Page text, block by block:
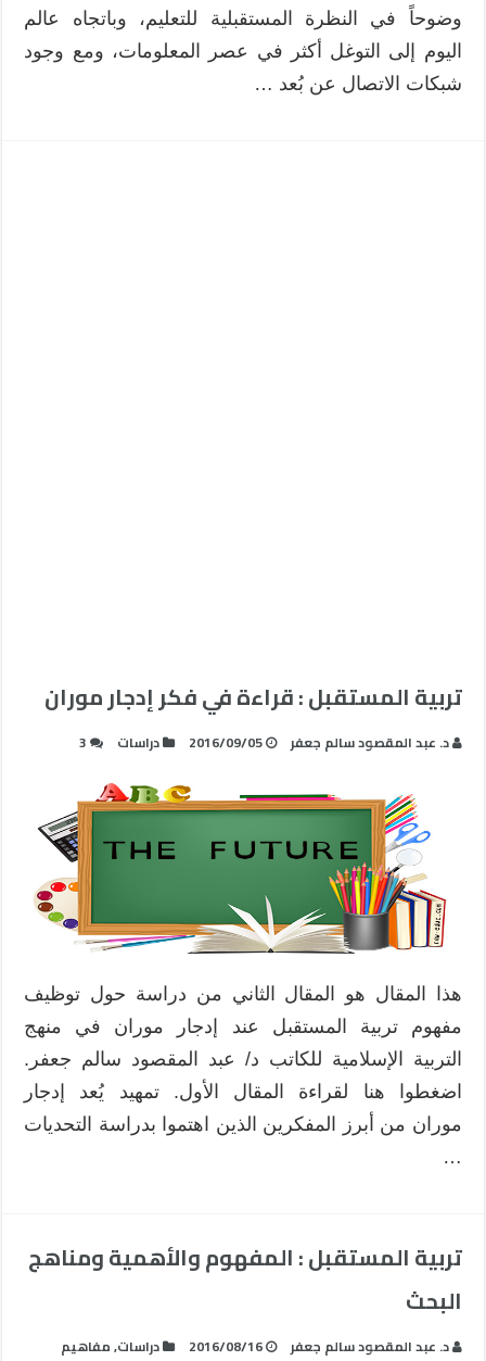
وضوحاً في النظرة المستقبلية للتعليم، وباتجاه عالم
اليوم إلى التوغل أكثر في عصر المعلومات، ومع وجود
شبكات الاتصال عن بُعد …
تربية المستقبل : قراءة في فكر إدجار موران
د. عبد المقصود سالم جعفر 2016/09/05 دراسات 3
هذا المقال هو المقال الثاني من دراسة حول توظيف
مفهوم تربية المستقبل عند إدجار موران في منهج
التربية الإسلامية للكاتب د/ عبد المقصود سالم جعفر.
اضغطوا هنا لقراءة المقال الأول. تمهيد يُعد إدجار
موران من أبرز المفكرين الذين اهتموا بدراسة التحديات
…
تربية المستقبل : المفهوم والأهمية ومناهج
البحث
د. عبد المقصود سالم جعفر 2016/08/16 دراسات,مفاهيم